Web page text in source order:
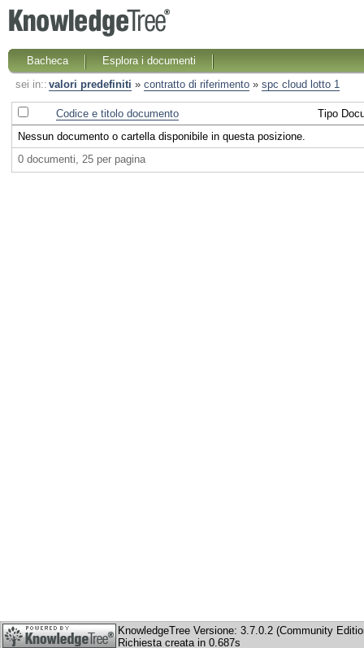
Bacheca
Esplora i documenti
sei in:: valori predefiniti » contratto di riferimento» spc cloud lotto 1
Codice e titolo documento
Tipo
Nessun documento o cartella disponibile in questa posizione.
0 documenti, 25 per pagina
KnowledgeTree Versione: 3.7.0.2 (Community
Richiesta creata in 0.687s